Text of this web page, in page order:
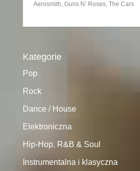
Aerosmith, Guns N’ Roses, The Cars
Kategorie
Pop
Rock
Dance / House
Elektroniczna
Hip-Hop, R&B & Soul
Instrumentalna i klasyczna